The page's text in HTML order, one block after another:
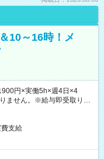
10～16時！メ
円×実働5h×週4日×4
ません。※給与即受取りサ
支給